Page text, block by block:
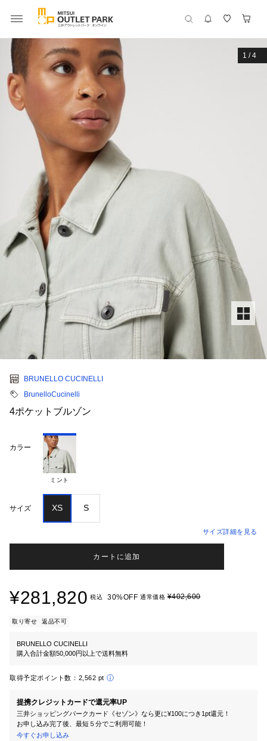
1 /4
BRUNELLO CUCINELLI
BrunelloCucinelli
4ポケットブルゾン
カラー
ミント
サイズ XS S
サイズ詳細を見る
カートに追加
¥281,820 税込 30%OFF 通常価格¥402,600
取り寄せ 返品不可
BRUNELLO CUCINELLI
購入合計金額50,000円以上で送料無料
取得予定ポイント数： 2,562 pt
提携クレジットカードで還元率UP
三井ショッピングパークカード《セゾン》なら更に¥100につき1pt還元！
お申し込み完了後、最短５分でご利用可能！
今すぐお申し込み